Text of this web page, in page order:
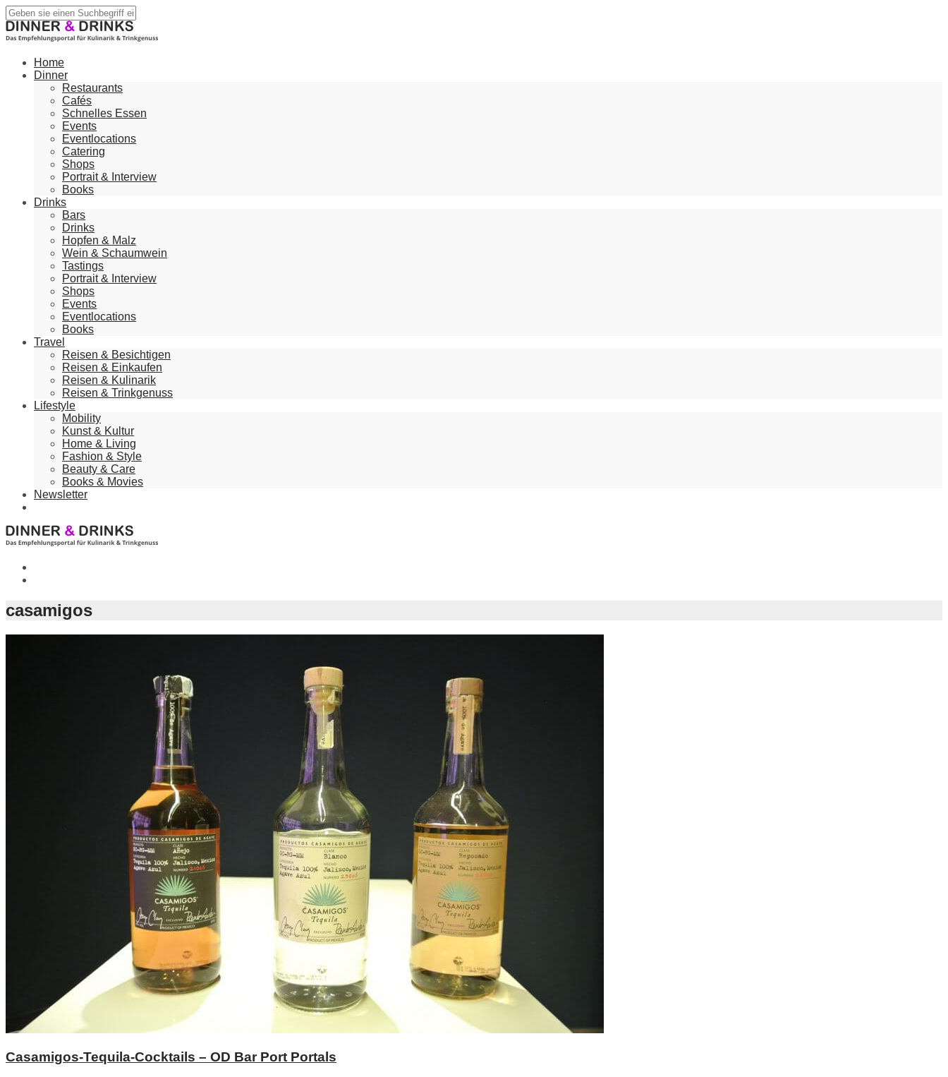
Home
Dinner
Restaurants
Cafés
Schnelles Essen
Events
Eventlocations
Catering
Shops
Portrait & Interview
Books
Drinks
Bars
Drinks
Hopfen & Malz
Wein & Schaumwein
Tastings
Portrait & Interview
Shops
Events
Eventlocations
Books
Travel
Reisen & Besichtigen
Reisen & Einkaufen
Reisen & Kulinarik
Reisen & Trinkgenuss
Lifestyle
Mobility
Kunst & Kultur
Home & Living
Fashion & Style
Beauty & Care
Books & Movies
Newsletter
casamigos
Casamigos-Tequila-Cocktails – OD Bar Port Portals